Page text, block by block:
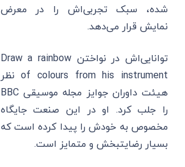
شده، سبک تجربی‌اش را در معرض
نمایش قرار می‌دهد.
توانایی‌اش در نواختن Draw a rainbow
of colours from his instrument نظر
هیئت داوران جوایز مجله موسیقی BBC
را جلب کرد. او در این صنعت جایگاه
مخصوص به خودش را پیدا کرده است که
بسیار رضایتبخش و متمایز است.